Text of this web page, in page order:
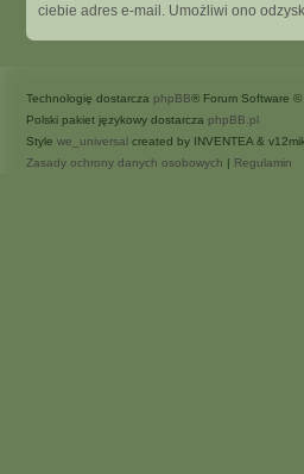
ciebie adres e-mail. Umożliwi ono
Technologię dostarcza phpBB® Forum Software ©
Polski pakiet językowy dostarcza phpBB.pl
Style we_universal created by INVENTEA &
Zasady ochrony danych osobowych | Regulamin